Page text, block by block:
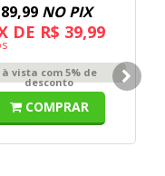
NO PIX
DE R$ 39,99
à vista com 5% de
desconto
COMPRAR